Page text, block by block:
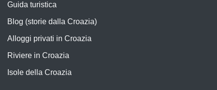
Guida turistica
Blog (storie dalla Croazia)
Alloggi privati in Croazia
Riviere in Croazia
Isole della Croazia